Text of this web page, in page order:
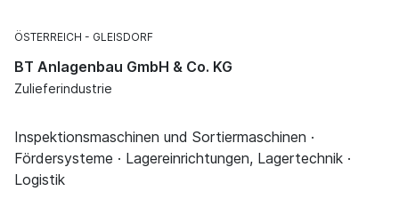
ÖSTERREICH GLEISDORF
BT Anlagenbau GmbH & Co. KG
Zulieferindustrie
Inspektionsmaschinen und Sortiermaschinen ·
Fördersysteme · Lagereinrichtungen, Lagertechnik ·
Logistik